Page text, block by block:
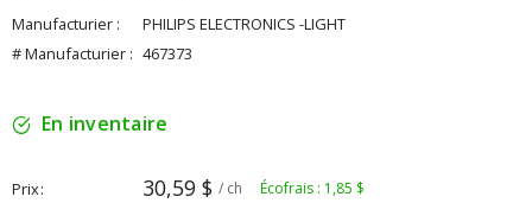
Manufacturier :
PHILIPS ELECTRONICS -LIGHT
# Manufacturier : 467373
En inventaire
Prix 30,59 $ / ch Écofrais : 1,85 $